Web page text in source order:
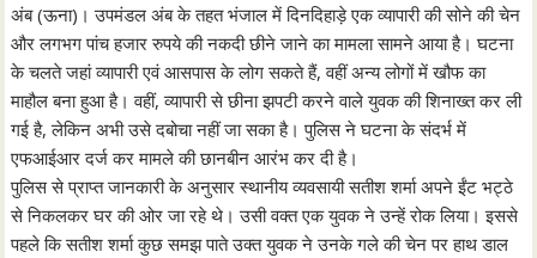
अंब (ऊना)। उपमंडल अंब के तहत भंजाल में दिनदिहाड़े एक व्यापारी की सोने की चेन
और लगभग पांच हजार रुपये की नकदी छीने जाने का मामला सामने आया है। घटना
के चलते जहां व्यापारी एवं आसपास के लोग सकते हैं, वहीं अन्य लोगों में खौफ का
माहौल बना हुआ है। वहीं, व्यापारी से छीना झपटी करने वाले युवक की शिनाख्त कर ली
गई है, लेकिन अभी उसे दबोचा नहीं जा सका है। पुलिस ने घटना के संदर्भ में
एफआईआर दर्ज कर मामले की छानबीन आरंभ कर दी है।
पुलिस से प्राप्त जानकारी के अनुसार स्थानीय व्यवसायी सतीश शर्मा अपने ईंट भट्ठे
से निकलकर घर की ओर जा रहे थे। उसी वक्त एक युवक ने उन्हें रोक लिया। इससे
पहले कि सतीश शर्मा कुछ समझ पाते उक्त युवक ने उनके गले की चेन पर हाथ डाल